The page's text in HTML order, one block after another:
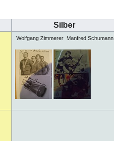
Silber
Wolfgang Zimmerer Manfred Schumann